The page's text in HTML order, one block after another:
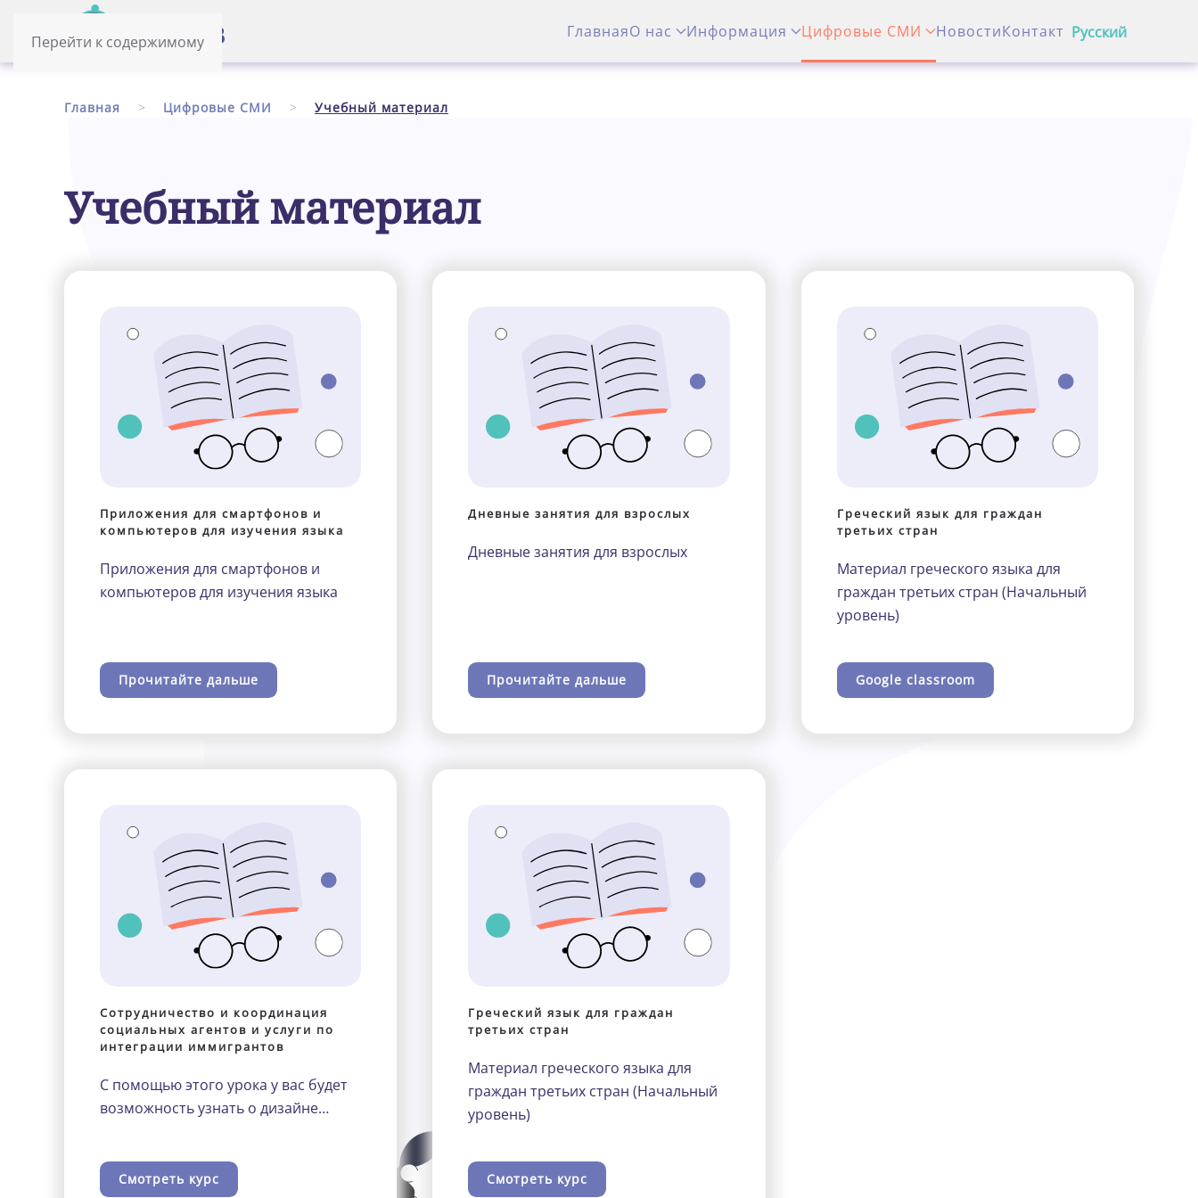
Перейти к содержимому
ГлавнаяО нас Информация Цифровые СМИ НовостиКонтакт Pусский
Главная Цифровые СМИ Учебный материал
Учебный материал
Приложения для смартфонов и
компьютеров для изучения языка
Приложения для смартфонов и
компьютеров для изучения языка
Прочитайте дальше
Дневные занятия для взрослых
Дневные занятия для взрослых
Прочитайте дальше
Греческий язык для граждан
третьих стран
Материал греческого языка для
граждан третьих стран (Начальный
уровень)
Google classroom
Сотрудничество и координация
социальных агентов и услуги по
интеграции иммигрантов
С помощью этого урока у вас будет
возможность узнать о дизайне…
Смотреть курс
Греческий язык для граждан
третьих стран
Материал греческого языка для
граждан третьих стран (Начальный
уровень)
Смотреть курс